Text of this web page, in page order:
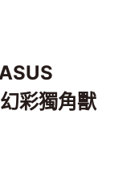
S13 超唯美漸層幻
彩獨角獸